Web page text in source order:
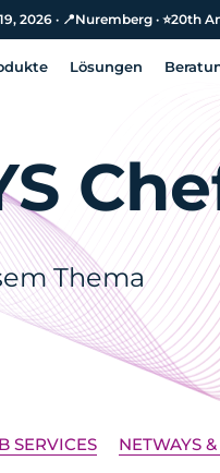
2026 · 📍Nuremberg · ⭐️20th
Lösungen
2026 · 📍Nuremberg · ⭐️20th
Thema
SERVICES NETWAYS